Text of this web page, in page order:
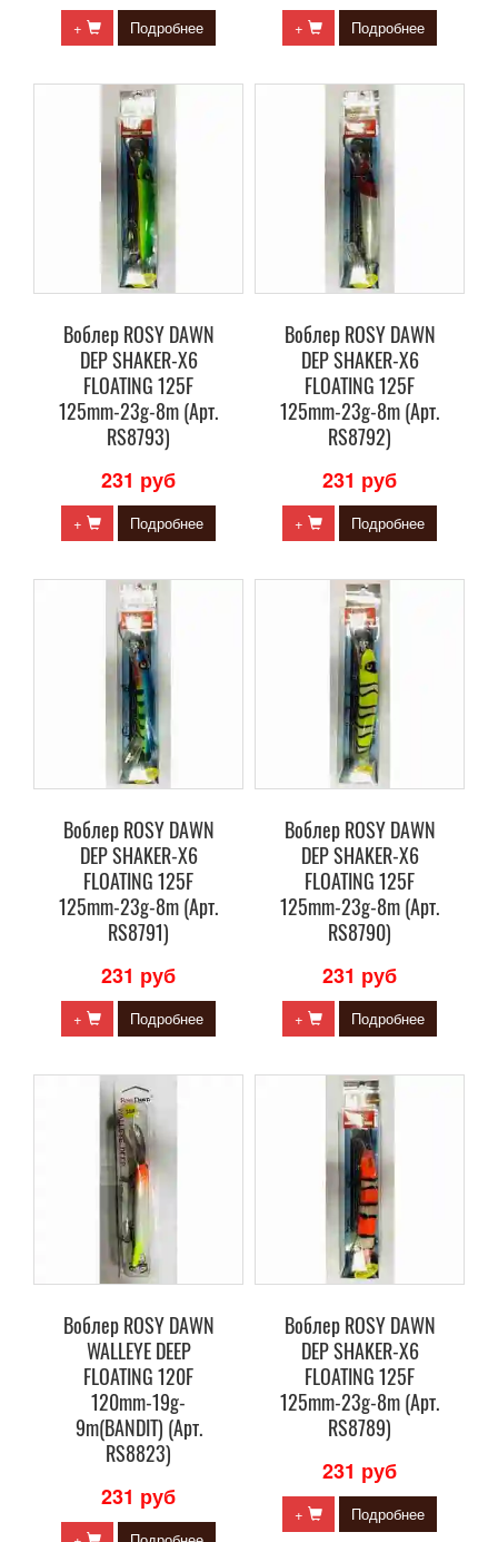
+ Подробнее + Подробнее
Воблер ROSY DAWN
DEP SHAKER-X6
FLOATING 125F
125mm-23g-8m (Арт.
RS8793)
231 руб
+ Подробнее
Воблер ROSY DAWN
DEP SHAKER-X6
FLOATING 125F
125mm-23g-8m (Арт.
RS8792)
231 руб
+ Подробнее
Воблер ROSY DAWN
DEP SHAKER-X6
FLOATING 125F
125mm-23g-8m (Арт.
RS8791)
231 руб
+ Подробнее
Воблер ROSY DAWN
DEP SHAKER-X6
FLOATING 125F
125mm-23g-8m (Арт.
RS8790)
231 руб
+ Подробнее
Воблер ROSY DAWN
WALLEYE DEEP
FLOATING 120F
120mm-19g-
9m(BANDIT) (Арт.
RS8823)
231 руб
Воблер ROSY DAWN
DEP SHAKER-X6
FLOATING 125F
125mm-23g-8m (Арт.
RS8789)
231 руб
+ Подробнее